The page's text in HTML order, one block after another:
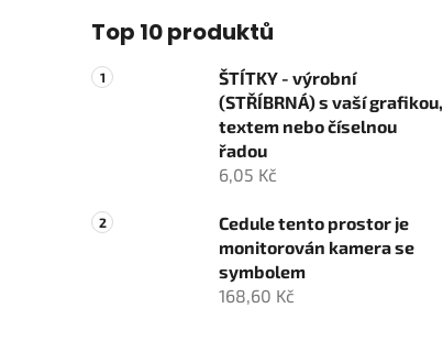
Top 10 produktů
ŠTÍTKY - výrobní
(STŘÍBRNÁ) s vaší grafikou,
textem nebo číselnou
řadou
6,05 Kč
Cedule tento prostor je
monitorován kamera se
symbolem
168,60 Kč